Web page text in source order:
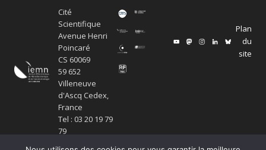
Cité
Scientifique
Avenue Henri
Poincaré
CS 60069
59 652
Villeneuve
d'Ascq Cedex,
France
Tel : 03 20 19 79
79
Plan
du
site